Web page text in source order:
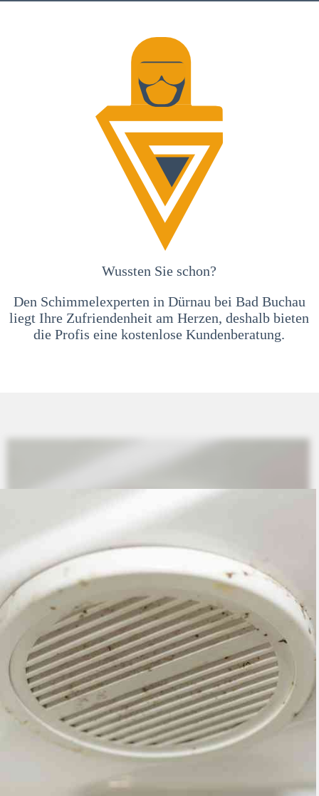
Wussten Sie schon?
Den Schimmelexperten in Dürnau bei Bad Buchau
liegt Ihre Zufriendenheit am Herzen, deshalb bieten
die Profis eine kostenlose Kundenberatung.